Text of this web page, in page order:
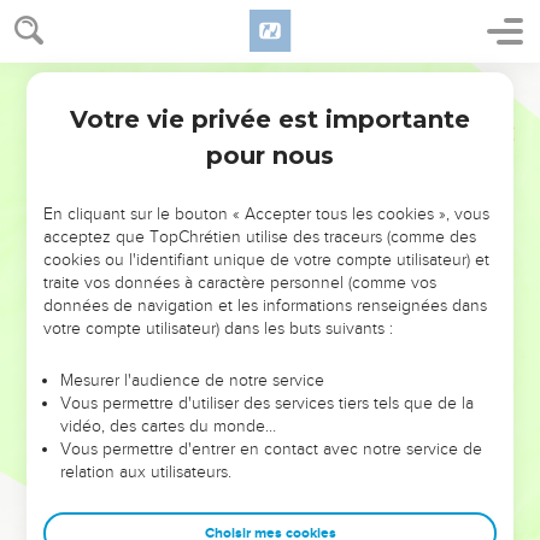
NE MANQUEZ PAS L’ÉVÉNEMENT
DE L’ANNÉE !
ET SI LEURS ERREURS POUVAIENT VOUS ÉVITER LES
VOTRES ?
leur foi ou leur vision. Mais on voit moins les doutes, les erreurs
et les saisons difficiles qu'ils ont traversés, alors même que ce
sont elles qui les ont façonnés.
Dans cette conférence, leaders, entrepreneurs, et responsables
clés pour avancer avec plus de sagesse afin que leurs erreurs
Votre vie privée est importante
pour nous
En cliquant sur le bouton « Accepter tous les cookies », vous
acceptez que TopChrétien utilise des traceurs (comme des
cookies ou l'identifiant unique de votre compte utilisateur) et
traite vos données à caractère personnel (comme vos
données de navigation et les informations renseignées dans
votre compte utilisateur) dans les buts suivants :
Mesurer l'audience de notre service
Vous permettre d'utiliser des services tiers tels que de la
vidéo, des cartes du monde…
Vous permettre d'entrer en contact avec notre service de
relation aux utilisateurs.
Choisir mes cookies